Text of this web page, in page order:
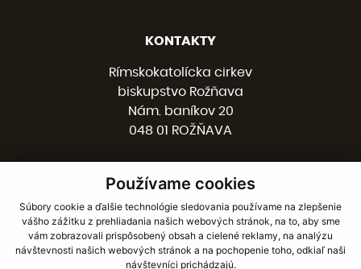
Používame cookies
Súbory cookie a ďalšie technológie sledovania používame na zlepšenie
vášho zážitku z prehliadania našich webových stránok, na to, aby sme
vám zobrazovali prispôsobený obsah a cielené reklamy, na analýzu
návštevnosti našich webových stránok a na pochopenie toho, odkiaľ naši
návštevníci prichádzajú.
KONTAKTY
Rímskokatolícka cirkev
biskupstvo Rožňava
Nám. baníkov 20
048 01 ROŽŇAVA
058 / 78 77 201
kancelaria@burv.sk
SOCIÁLNE SIETE